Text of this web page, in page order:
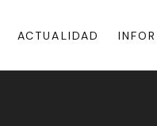
ACTUALIDAD